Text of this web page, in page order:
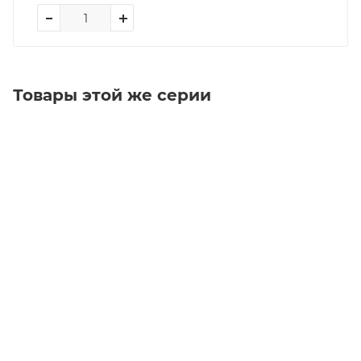
Товары этой же серии